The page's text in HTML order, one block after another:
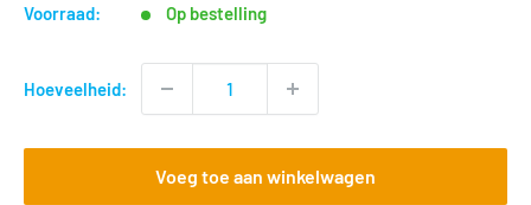
Voorraad: Op bestelling
Hoeveelheid:
Voeg toe aan winkelwagen